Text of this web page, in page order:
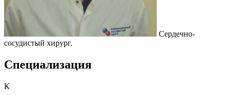
Сердечно-
сосудистый хирург.
Специализация
К